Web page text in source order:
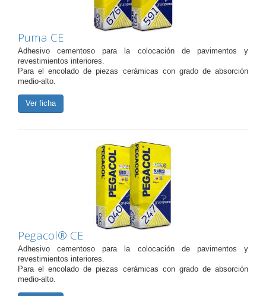
Puma CE
Adhesivo cementoso para la colocación de pavimentos y
revestimientos interiores.
Para el encolado de piezas cerámicas con grado de absorción
medio-alto.
Ver ficha
Pegacol® CE
Adhesivo cementoso para la colocación de pavimentos y
revestimientos interiores.
Para el encolado de piezas cerámicas con grado de absorción
medio-alto.